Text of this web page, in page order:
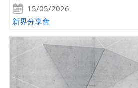
15/05/2026
新界分享會